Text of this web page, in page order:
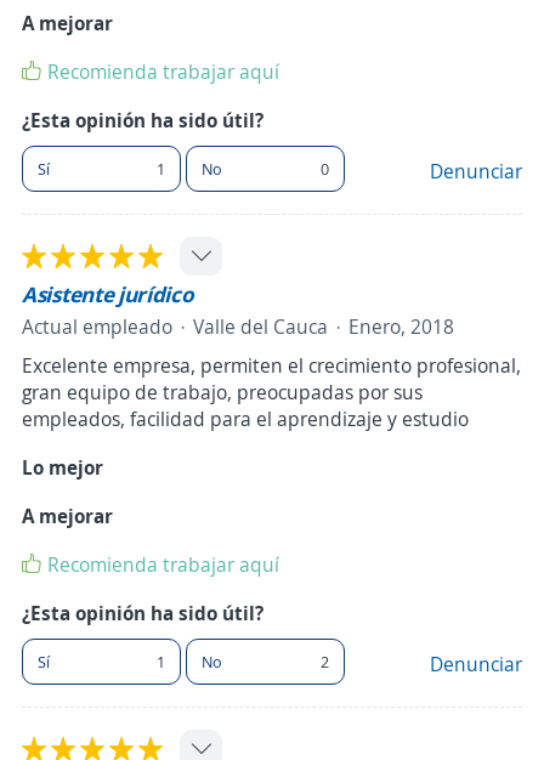
A mejorar
Recomienda trabajar aquí
¿Esta opinión ha sido útil?
Sí 1 No 0 Denunciar
Asistente jurídico
Actual empleado Valle del Cauca
Enero, 2018
Excelente empresa, permiten el crecimiento profesional,
gran equipo de trabajo, preocupadas por sus
empleados, facilidad para el aprendizaje y estudio
Lo mejor
A mejorar
Recomienda trabajar aquí
¿Esta opinión ha sido útil?
Sí 1 No 2 Denunciar